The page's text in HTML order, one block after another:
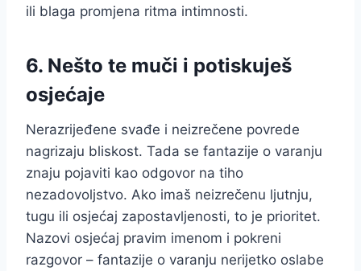
ili blaga promjena ritma intimnosti.
6. Nešto te muči i potiskuješ
osjećaje
Nerazrijeđene svađe i neizrečene povrede
nagrizaju bliskost. Tada se fantazije o varanju
znaju pojaviti kao odgovor na tiho
nezadovoljstvo. Ako imaš neizrečenu ljutnju,
tugu ili osjećaj zapostavljenosti, to je prioritet.
Nazovi osjećaj pravim imenom i pokreni
razgovor – fantazije o varanju nerijetko oslabe